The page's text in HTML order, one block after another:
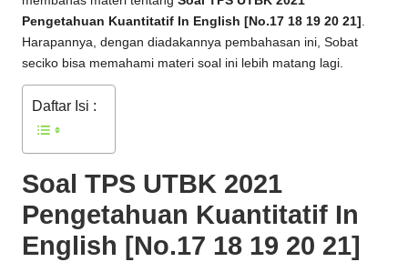
Pengetahuan Kuantitatif In English [No.17 18 19 20 21] .
Harapannya, dengan diadakannya pembahasan ini, Sobat
seciko bisa memahami materi soal ini lebih matang lagi.
Daftar Isi :
Soal TPS UTBK 2021
Pengetahuan Kuantitatif In
English [No.17 18 19 20 21]